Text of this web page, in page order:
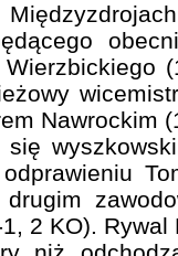
Wierzbickiego
Nawrockim
2 KO).